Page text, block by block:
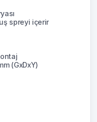
spreyi içerir
(GxDxY)